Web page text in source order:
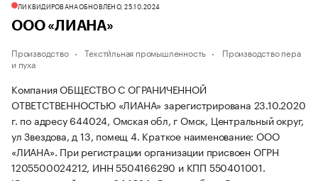
ЛИКВИДИРОВАНАОБНОВЛЕНО, 25.10.2024
ООО «ЛИАНА»
Производство Тексти́льная промышленность
Производство пера
и пуха
Компания ОБЩЕСТВО С ОГРАНИЧЕННОЙ
ОТВЕТСТВЕННОСТЬЮ «ЛИАНА» зарегистрирована 23.10.2020
г. по адресу 644024, Омская обл, г Омск, Центральный округ,
ул Звездова, д 13, помещ 4. Краткое наименование: ООО
«ЛИАНА». При регистрации организации присвоен ОГРН
1205500024212, ИНН 5504166290 и КПП 550401001.